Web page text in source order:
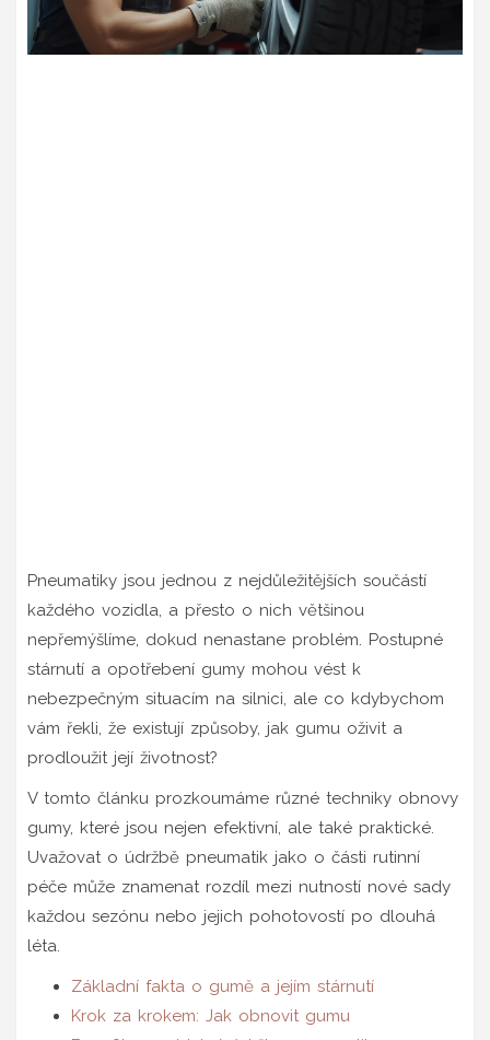
Pneumatiky jsou jednou z nejdůležitějších součástí
každého vozidla, a přesto o nich většinou
nepřemýšlíme, dokud nenastane problém. Postupné
stárnutí a opotřebení gumy mohou vést k
nebezpečným situacím na silnici, ale co kdybychom
vám řekli, že existují způsoby, jak gumu oživit a
prodloužit její životnost?
V tomto článku prozkoumáme různé techniky obnovy
gumy, které jsou nejen efektivní, ale také praktické.
Uvažovat o údržbě pneumatik jako o části rutinní
péče může znamenat rozdíl mezi nutností nové sady
každou sezónu nebo jejich pohotovostí po dlouhá
léta.
Základní fakta o gumě a jejím stárnutí
Krok za krokem: Jak obnovit gumu